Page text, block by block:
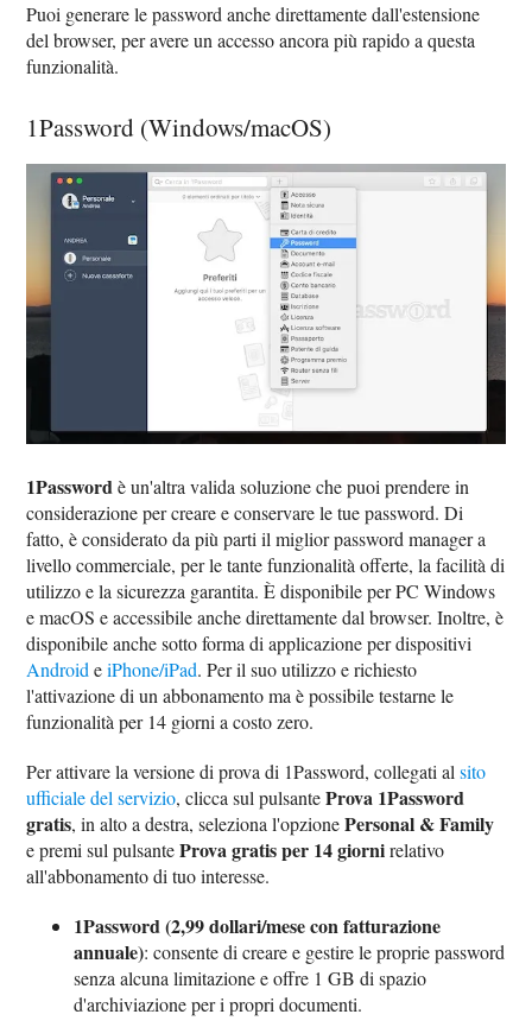
Puoi generare le password anche direttamente dall'estensione
del browser, per avere un accesso ancora più rapido a questa
funzionalità.
1Password (Windows/macOS)
1Passwordè un'altra valida soluzione che puoi prendere in
considerazione per creare e conservare le tue password. Di
fatto, è considerato da più parti il miglior password manager a
livello commerciale, per le tante funzionalità offerte, la facilità di
utilizzo e la sicurezza garantita. È disponibile per PC Windows
e macOS e accessibile anche direttamente dal browser. Inoltre, è
disponibile anche sotto forma di applicazione per dispositivi
AndroideiPhone/iPad. Per il suo utilizzo e richiesto
l'attivazione di un abbonamento ma è possibile testarne le
funzionalità per 14 giorni a costo zero.
Per attivare la versione di prova di 1Password, collegati alsito
ufficiale del servizio, clicca sul pulsanteProva 1Password
gratis, in alto a destra, seleziona l'opzionePersonal & Family
e premi sul pulsanteProva gratis per 14 giornirelativo
all'abbonamento di tuo interesse.
1Password (2,99 dollari/mese con fatturazione
annuale): consente di creare e gestire le proprie password
senza alcuna limitazione e offre 1 GB di spazio
d'archiviazione per i propri documenti.